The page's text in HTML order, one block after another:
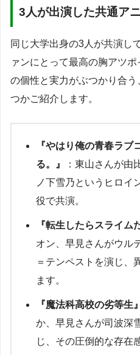
3人が出演した共通ア
同じ大学出身の3人が共演し
ァンにとって最高の胸アツ
の個性と実力がぶつかり合う
つかご紹介します。
『やはり俺の青春ラブ
る。』
：東山さんが由
ノ下雪乃というヒロイ
役で共演。
『転生したらスライム
オン、早見さんがウル
＝テンペストを演じ、
ます。
『魔法科高校の劣等生』
か、早見さんが司波深
じ、その圧倒的な存在